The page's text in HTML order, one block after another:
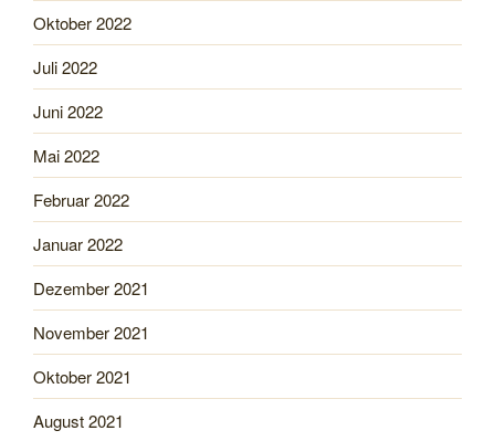
Oktober 2022
Juli 2022
Juni 2022
Mai 2022
Februar 2022
Januar 2022
Dezember 2021
November 2021
Oktober 2021
August 2021